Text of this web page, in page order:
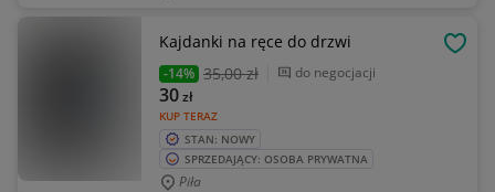
Kajdanki na ręce do drzwi
-14% 35,00 zł do negocjacji
KUP TERAZ
30zł
STAN: NOWY
SPRZEDAJĄCY: OSOBA PRYWATNA
Piła